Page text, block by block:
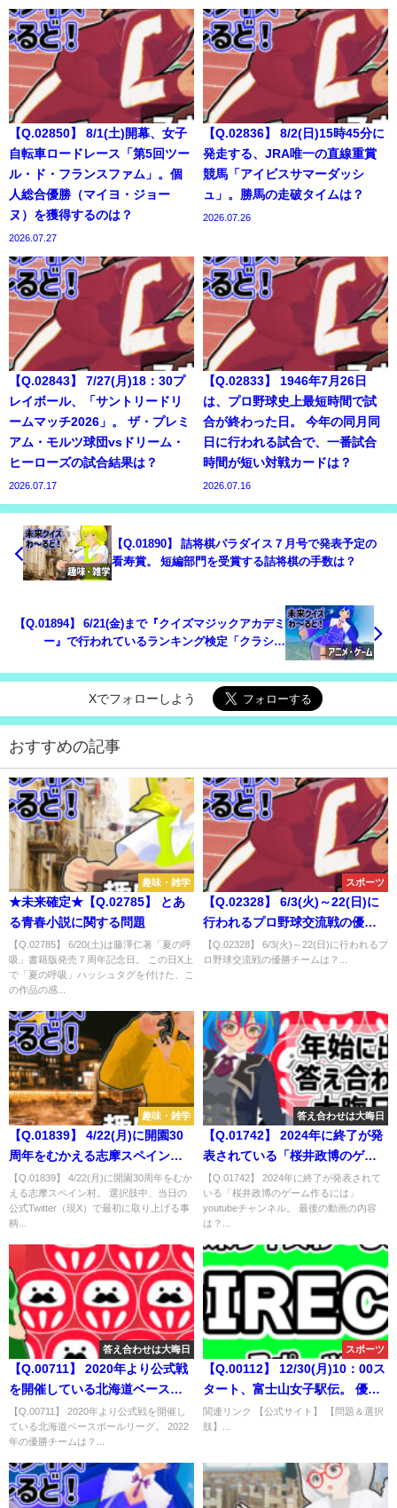
【Q.02850】 8/1(土)開幕、女子
自転車ロードレース「第5回ツー
ル・ド・フランスファム」。個
人総合優勝（マイヨ・ジョー
ヌ）を獲得するのは？
2026.07.27
【Q.02836】 8/2(日)15時45分に
発走する、JRA唯一の直線重賞
競馬「アイビスサマーダッシ
ュ」。勝馬の走破タイムは？
2026.07.26
【Q.02843】 7/27(月)18：30プ
レイボール、「サントリードリ
ームマッチ2026」。 ザ・プレミ
アム・モルツ球団vsドリーム・
ヒーローズの試合結果は？
2026.07.17
【Q.02833】 1946年7月26日
は、プロ野球史上最短時間で試
合が終わった日。 今年の同月同
日に行われる試合で、一番試合
時間が短い対戦カードは？
2026.07.16
【Q.01890】 詰将棋パラダイス７月号で発表予定の
看寿賞。 短編部門を受賞する詰将棋の手数は？
【Q.01894】 6/21(金)まで『クイズマジックアカデミ
ー』で行われているランキング検定「クラシッ
れる3000点以上獲得するプレイヤーの人数は？
Xでフォローしよう
おすすめの記事
趣味・雑学
★未来確定★【Q.02785】 とあ
る青春小説に関する問題
【Q.02785】 6/20(土)は藤澤仁著「夏の呼
吸」書籍版発売７周年記念日。 この日X上
で「夏の呼吸」ハッシュタグを付けた、こ
の作品の感...
スポーツ
【Q.02328】 6/3(火)～22(日)に
行われるプロ野球交流戦の優勝
チームは？
【Q.02328】 6/3(火)～22(日)に行われるプ
ロ野球交流戦の優勝チームは？...
趣味・雑学
【Q.01839】 4/22(月)に開園30
周年をむかえる志摩スペイン
村。 選択肢中、当日の公式
Twitter（現X）で最初に取り上げ
る事柄は？
【Q.01839】 4/22(月)に開園30周年をむか
える志摩スペイン村。 選択肢中、当日の
公式Twitter（現X）で最初に取り上げる事
柄...
答え合わせは大晦日
【Q.01742】 2024年に終了が発
表されている「桜井政博のゲー
ム作るには」youtubeチャンネ
ル。 最後の動画の内容は？
【Q.01742】 2024年に終了が発表されて
いる「桜井政博のゲーム作るには」
youtubeチャンネル。 最後の動画の内容
は？...
答え合わせは大晦日
【Q.00711】 2020年より公式戦
を開催している北海道ベースボ
ールリーグ。 2022年の優勝チー
ムは？
【Q.00711】 2020年より公式戦を開催し
ている北海道ベースボールリーグ。 2022
年の優勝チームは？...
スポーツ
【Q.00112】 12/30(月)10：00ス
タート、富士山女子駅伝。 優勝
する大学は？
関連リンク 【公式サイト】 【問題＆選択
肢】...